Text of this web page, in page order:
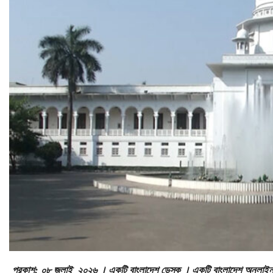
প্রকাশ: ০৮ জুলাই ২০২৬ । একটি বাংলাদেশ ডেস্ক । একটি বাংলাদেশ